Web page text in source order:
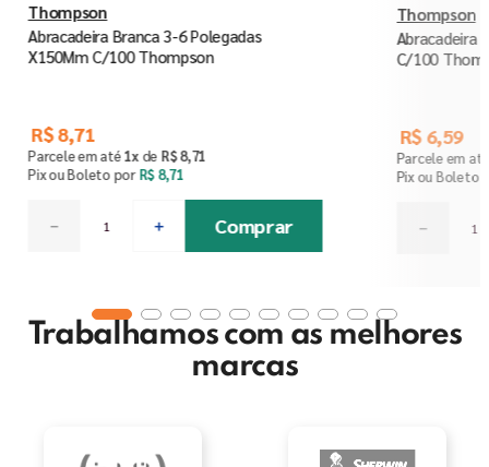
Thompson
Abracadeira Branca 3-6 Polegadas
X150Mm C/100 Thompson
R$8,71
Parcele em até1x de R$8,71
Pix ou Boleto porR$ 8,71
＋
－ Comprar
Thompson
Abracadeira
C/100
R$6,59
Parcele em
Pix ou Boleto
－
Trabalhamos com as melhores
marcas